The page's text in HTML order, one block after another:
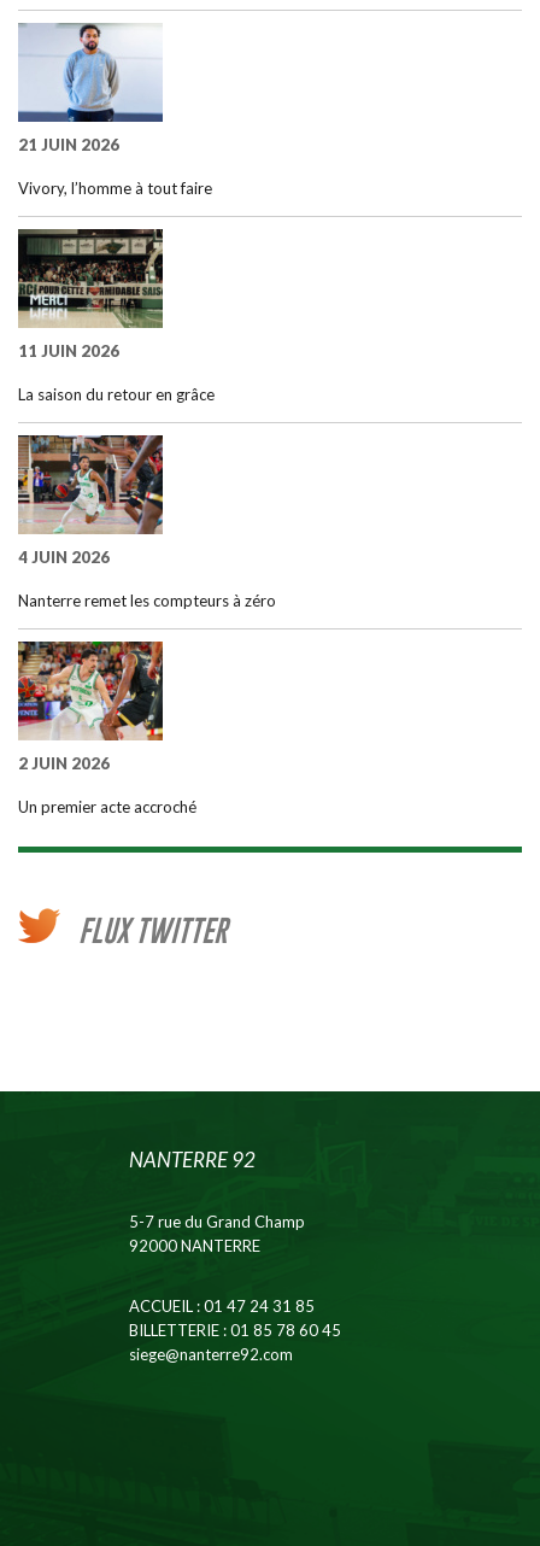
21 JUIN 2026
Vivory, l’homme à tout faire
11 JUIN 2026
La saison du retour en grâce
4 JUIN 2026
Nanterre remet les compteurs à zéro
2 JUIN 2026
Un premier acte accroché
FLUX TWITTER
NANTERRE 92
5-7 rue du Grand Champ
92000 NANTERRE
ACCUEIL: 01 47 24 31 85
BILLETTERIE: 01 85 78 60 45
siege@nanterre92.com